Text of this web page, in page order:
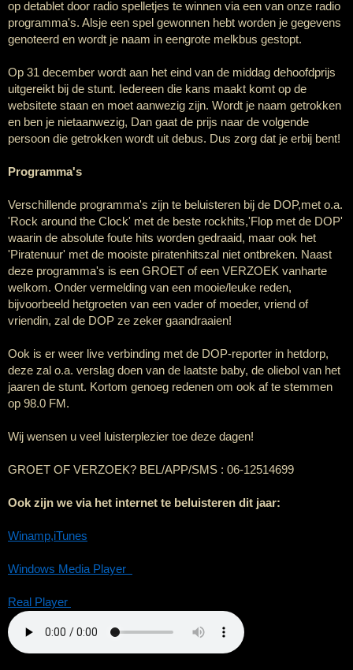
op detablet door radio spelletjes te winnen via een van onze radio
programma's. Alsje een spel gewonnen hebt worden je gegevens
genoteerd en wordt je naam in eengrote melkbus gestopt.
Op 31 december wordt aan het eind van de middag dehoofdprijs
uitgereikt bij de stunt. Iedereen die kans maakt komt op de
websitete staan en moet aanwezig zijn. Wordt je naam getrokken
en ben je nietaanwezig, Dan gaat de prijs naar de volgende
persoon die getrokken wordt uit debus. Dus zorg dat je erbij bent!
Programma's
Verschillende programma's zijn te beluisteren bij de DOP,met o.a.
'Rock around the Clock' met de beste rockhits,'Flop met de DOP'
waarin de absolute foute hits worden gedraaid, maar ook het
'Piratenuur' met de mooiste piratenhitszal niet ontbreken. Naast
deze programma's is een GROET of een VERZOEK vanharte
welkom. Onder vermelding van een mooie/leuke reden,
bijvoorbeeld hetgroeten van een vader of moeder, vriend of
vriendin, zal de DOP ze zeker gaandraaien!
Ook is er weer live verbinding met de DOP-reporter in hetdorp,
deze zal o.a. verslag doen van de laatste baby, de oliebol van het
jaaren de stunt. Kortom genoeg redenen om ook af te stemmen
op 98.0 FM.
Wij wensen u veel luisterplezier toe deze dagen!
GROET OF VERZOEK? BEL/APP/SMS : 06-12514699
Ook zijn we via het internet te beluisteren dit jaar:
Winamp,iTunes
Windows Media Player
Real Player